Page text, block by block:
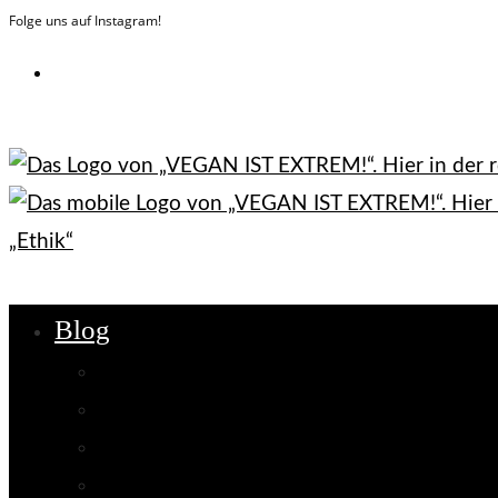
Zum
Folge uns auf Instagram!
Blog